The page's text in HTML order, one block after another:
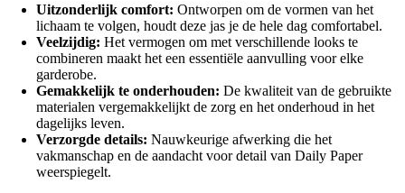
Uitzonderlijk comfort: Ontworpen om de vormen van het
lichaam te volgen, houdt deze jas je de hele dag comfortabel.
Veelzijdig: Het vermogen om met verschillende looks te
combineren maakt het een essentiële aanvulling voor elke
garderobe.
Gemakkelijk te onderhouden: De kwaliteit van de gebruikte
materialen vergemakkelijkt de zorg en het onderhoud in het
dagelijks leven.
Verzorgde details: Nauwkeurige afwerking die het
vakmanschap en de aandacht voor detail van Daily Paper
weerspiegelt.